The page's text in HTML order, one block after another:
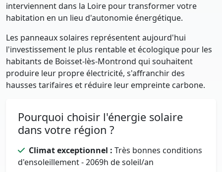
interviennent dans la Loire pour transformer votre
habitation en un lieu d'autonomie énergétique.
Les panneaux solaires représentent aujourd'hui
l'investissement le plus rentable et écologique pour les
habitants de Boisset-lès-Montrond qui souhaitent
produire leur propre électricité, s'affranchir des
hausses tarifaires et réduire leur empreinte carbone.
Pourquoi choisir l'énergie solaire
dans votre région ?
Climat exceptionnel : Très bonnes conditions
d'ensoleillement - 2069h de soleil/an